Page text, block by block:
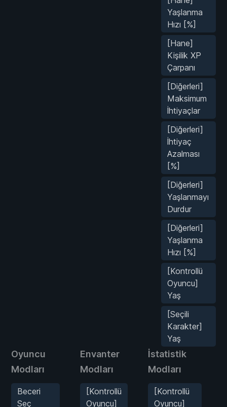
Yaşlanma
Hızı [%]
[Hane]
Kişilik XP
Çarpanı
[Diğerleri]
Maksimum
İhtiyaçlar
[Diğerleri]
İhtiyaç
Azalması
[%]
[Diğerleri]
Yaşlanmayı
Durdur
[Diğerleri]
Yaşlanma
Hızı [%]
[Kontrollü
Oyuncu]
Yaş
[Seçili
Karakter]
Yaş
Oyuncu
Modları
Beceri
Seç
Envanter
Modları
[Kontrollü
Oyuncu]
İstatistik
Modları
[Kontrollü
Oyuncu]